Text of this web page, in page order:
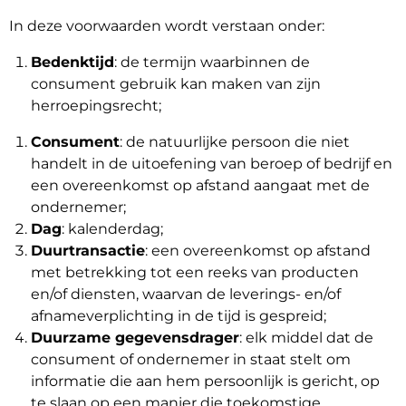
In deze voorwaarden wordt verstaan onder:
Bedenktijd: de termijn waarbinnen de
consument gebruik kan maken van zijn
herroepingsrecht;
Consument: de natuurlijke persoon die niet
handelt in de uitoefening van beroep of bedrijf en
een overeenkomst op afstand aangaat met de
ondernemer;
Dag: kalenderdag;
Duurtransactie: een overeenkomst op afstand
met betrekking tot een reeks van producten
en/of diensten, waarvan de leverings- en/of
afnameverplichting in de tijd is gespreid;
Duurzame gegevensdrager: elk middel dat de
consument of ondernemer in staat stelt om
informatie die aan hem persoonlijk is gericht, op